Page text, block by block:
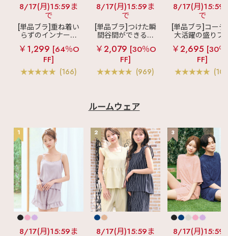
8/17(月)15:59ま
で
[単品ブラ]重ね着い
らずのインナーブ
ラ
リッチバスト
ブラトップ (ワイヤ
ー入り)
￥1,299 [64％O
FF]
(166)
8/17(月)15:59ま
で
[単品ブラ]つけた瞬
間谷間ができるシ
ームレスブラ
超
盛ブラ(R) シームレ
ス 単品ブラジャー
￥2,079 [30％O
FF]
(969)
8/17(月)15:59
で
[単品ブラ]コーデ
大活躍の盛りブ
ショートレン
ス ブラトップ 超
ブラ(R) 単品ブ
ャー
￥2,695 [30
FF]
ルームウェア
1
8/17(月)15:59ま
2
8/17(月)15:59ま
3
8/17(月)15:59